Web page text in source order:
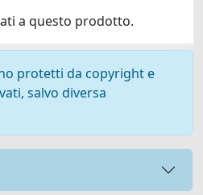
a questo prodotto.
protetti da copyright e
salvo diversa